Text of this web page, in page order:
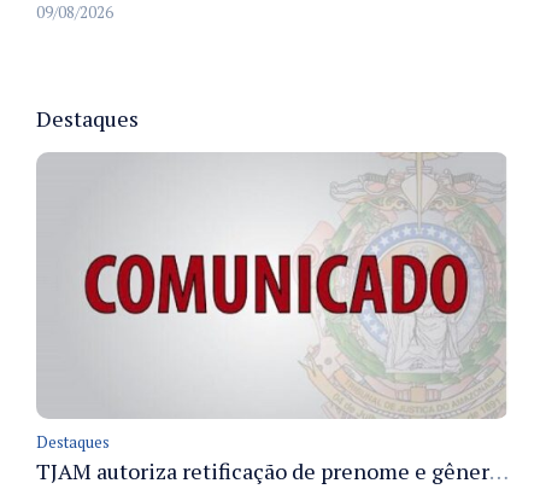
09/08/2026
Destaques
Destaques
TJAM autoriza retificação de prenome e gênero em registros civis na Comarca de Benjamin Constant